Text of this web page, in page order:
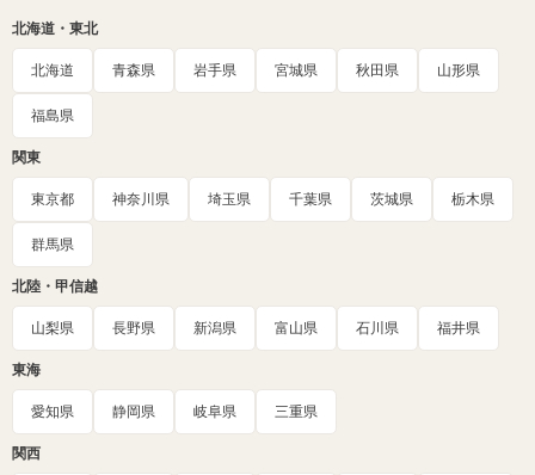
北海道・東北
北海道 青森県 岩手県 宮城県 秋田県 山形県
福島県
関東
東京都 神奈川県 埼玉県 千葉県 茨城県 栃木県
群馬県
北陸・甲信越
山梨県 長野県 新潟県 富山県 石川県 福井県
東海
愛知県 静岡県 岐阜県 三重県
関西